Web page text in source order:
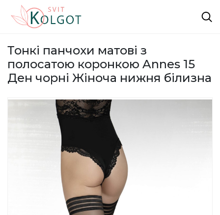
Тонкі панчохи матові з
полосатою коронкою Annes 15
Ден чорні Жіноча нижня білизна